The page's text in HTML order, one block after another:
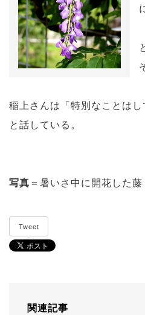
稲上さんは「特別なことは
と話している。
写真 ＝暑いさ中に開花した藤
Tweet
関連記事